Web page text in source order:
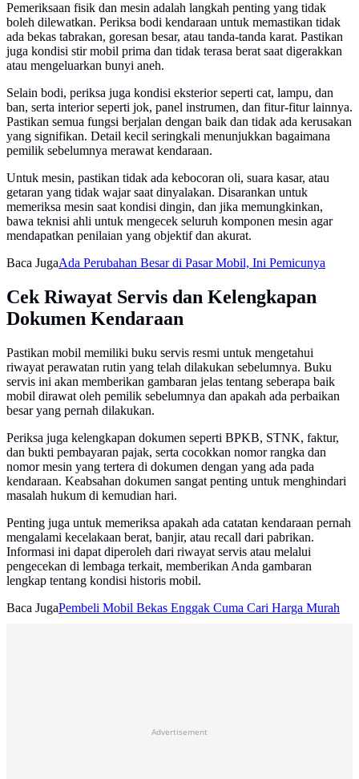
Pemeriksaan fisik dan mesin adalah langkah penting yang tidak
boleh dilewatkan. Periksa bodi kendaraan untuk memastikan tidak
ada bekas tabrakan, goresan besar, atau tanda-tanda karat. Pastikan
juga kondisi stir mobil prima dan tidak terasa berat saat digerakkan
atau mengeluarkan bunyi aneh.
Selain bodi, periksa juga kondisi eksterior seperti cat, lampu, dan
ban, serta interior seperti jok, panel instrumen, dan fitur-fitur lainnya.
Pastikan semua fungsi berjalan dengan baik dan tidak ada kerusakan
yang signifikan. Detail kecil seringkali menunjukkan bagaimana
pemilik sebelumnya merawat kendaraan.
Untuk mesin, pastikan tidak ada kebocoran oli, suara kasar, atau
getaran yang tidak wajar saat dinyalakan. Disarankan untuk
memeriksa mesin saat kondisi dingin, dan jika memungkinkan,
bawa teknisi ahli untuk mengecek seluruh komponen mesin agar
mendapatkan penilaian yang objektif dan akurat.
Baca JugaAda Perubahan Besar di Pasar Mobil, Ini Pemicunya
Cek Riwayat Servis dan Kelengkapan
Dokumen Kendaraan
Pastikan mobil memiliki buku servis resmi untuk mengetahui
riwayat perawatan rutin yang telah dilakukan sebelumnya. Buku
servis ini akan memberikan gambaran jelas tentang seberapa baik
mobil dirawat oleh pemilik sebelumnya dan apakah ada perbaikan
besar yang pernah dilakukan.
Periksa juga kelengkapan dokumen seperti BPKB, STNK, faktur,
dan bukti pembayaran pajak, serta cocokkan nomor rangka dan
nomor mesin yang tertera di dokumen dengan yang ada pada
kendaraan. Keabsahan dokumen sangat penting untuk menghindari
masalah hukum di kemudian hari.
Penting juga untuk memeriksa apakah ada catatan kendaraan pernah
mengalami kecelakaan berat, banjir, atau recall dari pabrikan.
Informasi ini dapat diperoleh dari riwayat servis atau melalui
pengecekan di lembaga terkait, memberikan Anda gambaran
lengkap tentang kondisi historis mobil.
Baca JugaPembeli Mobil Bekas Enggak Cuma Cari Harga Murah
Advertisement